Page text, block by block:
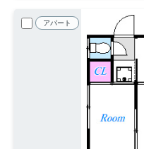
アパート